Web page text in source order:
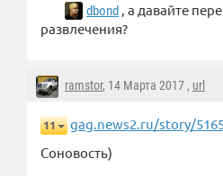
dbond , а давайте
развлечения?
ramstor, 14 Марта 2017 , url
11
gag.news2.ru/story/
Соновость)